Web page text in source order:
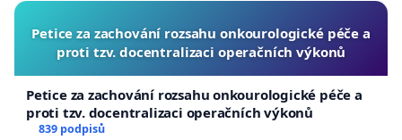
Petice za zachování rozsahu onkourologické péče a
proti tzv. docentralizaci operačních výkonů
Petice za zachování rozsahu onkourologické péče a
proti tzv. docentralizaci operačních výkonů
839 podpisů